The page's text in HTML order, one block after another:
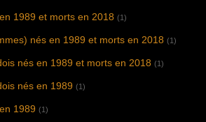
1989 et morts en 2018 (1)
nés en 1989 et morts en 2018 (1)
nés en 1989 et morts en 2018 (1)
nés en 1989 (1)
1989 (1)